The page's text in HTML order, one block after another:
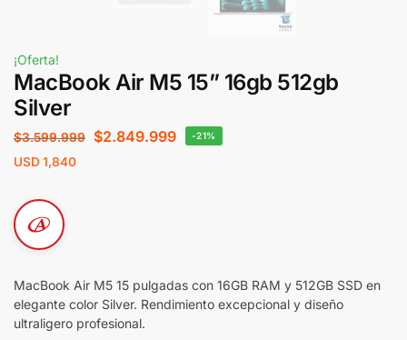
¡Oferta!
MacBook Air M5 15” 16gb 512gb
Silver
$3.599.999 $2.849.999
USD 1,840
-21%
MacBook Air M5 15 pulgadas con 16GB RAM y 512GB SSD en
elegante color Silver. Rendimiento excepcional y diseño
ultraligero profesional.